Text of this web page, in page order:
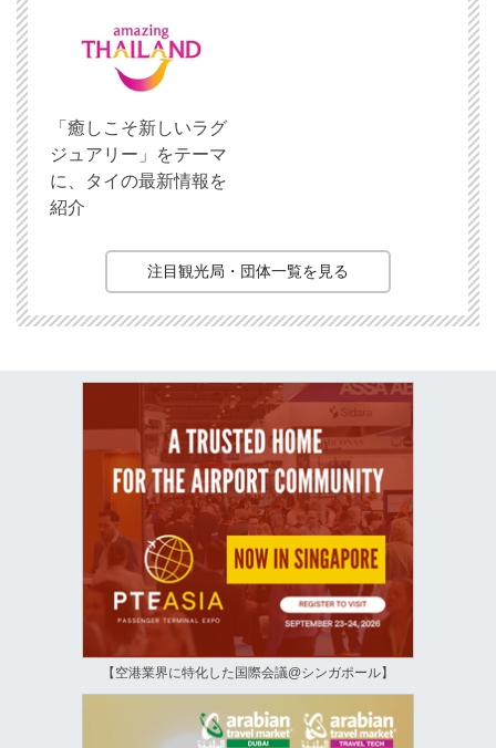
「癒しこそ新しいラグ
ジュアリー」をテーマ
に、タイの最新情報を
紹介
注目観光局・団体一覧を見る
【空港業界に特化した国際会議@シンガポール】